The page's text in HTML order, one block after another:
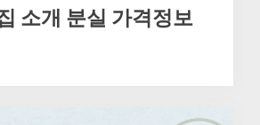
소개 분실 가격정보